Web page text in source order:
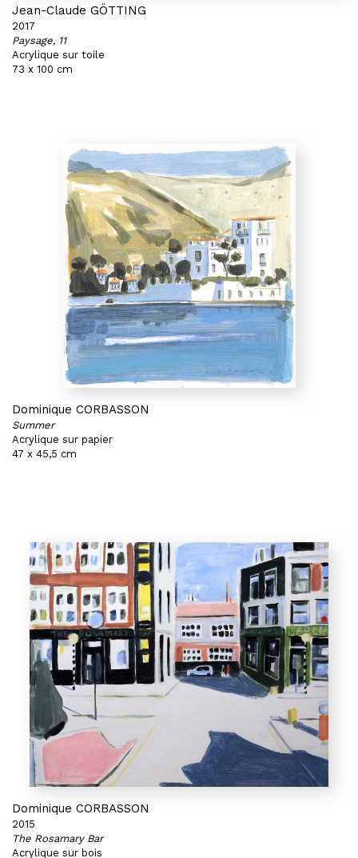
Jean-Claude GÖTTING
2017
Paysage, 11
Acrylique sur toile
73 x 100 cm
Dominique CORBASSON
Summer
Acrylique sur papier
47 x 45,5 cm
Dominique CORBASSON
2015
The Rosamary Bar
Acrylique sur bois